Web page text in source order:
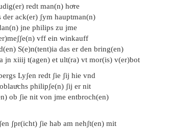
redt man(n) hoͤre
der ack(er) ʃym hauptman(n)
jne philips zu jme
vff ein winkauff
S(e)n(tent)ia das er den bring(en)
jn xiiij t(agen) et ult(ra) vt mor(is) v(er)bot
Lyʃen redt ʃie ʃij hie vnd
philipʃe(n) ʃij er nit
ob ʃie nit von jme entbroch(en)
ʃpr(icht) ʃie hab am nehʃt(en) mit